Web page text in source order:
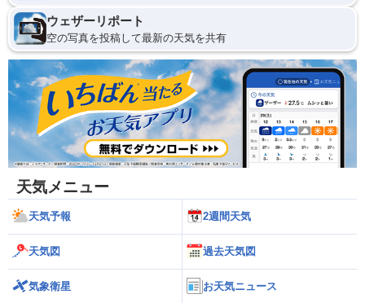
ウェザーリポート
空の写真を投稿して最新の天気を共有
天気メニュー
天気予報 2週間天気
天気図 過去天気図
気象衛星 お天気ニュース